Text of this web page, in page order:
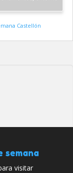
semana Castellón
semana
visitar